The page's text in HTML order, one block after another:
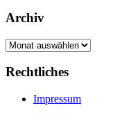
Archiv
Archiv
Rechtliches
Impressum